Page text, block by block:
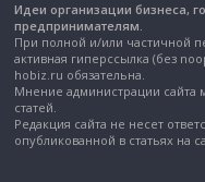
Идеи организации бизнеса,
предпринимателям.
При полной и/или частичной
активная гиперссылка (без
hobiz.ru обязательна.
Мнение администрации сайта
статей.
Редакция сайта не несет
опубликованной в статьях на